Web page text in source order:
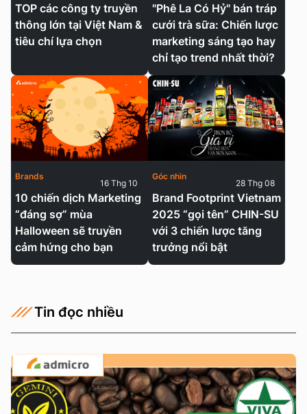
TOP các công ty truyền
thông lớn tại Việt Nam &
tiêu chí lựa chọn
"Phê La Có Hỷ" bán tráp
cưới trà sữa: Chiến lược
marketing sáng tạo hay
chỉ tạo trend nhất thời?
10 chiến dịch Marketing
“đáng sợ” mùa
Halloween sẽ truyền
cảm hứng cho bạn
Brands
16 Thg 10
Brand Footprint Vietnam
2025 “gọi tên” CHIN-SU
với 3 chiến lược tăng
trưởng nổi bật
Góc nhìn
28 Thg 08
Tin đọc nhiều